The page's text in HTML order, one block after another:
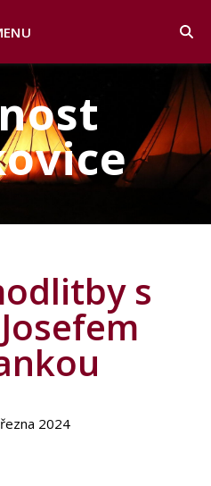
s
2024